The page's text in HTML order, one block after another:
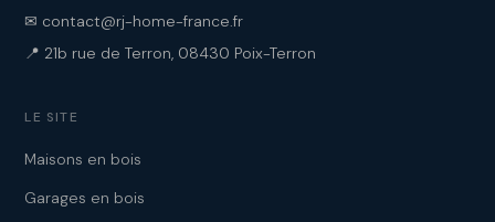
✉ contact@rj-home-france.fr
📍 21b rue de Terron, 08430 Poix-Terron
LE SITE
Maisons en bois
Garages en bois